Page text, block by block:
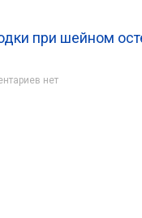
при шейном
нет